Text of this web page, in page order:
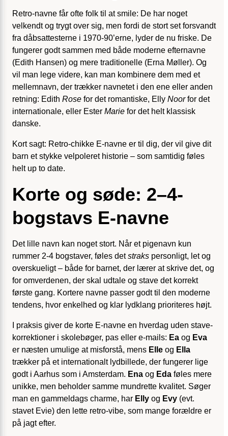
Retro-navne får ofte folk til at smile: De har noget
velkendt og trygt over sig, men fordi de stort set forsvandt
fra dåbsattesterne i 1970-90’erne, lyder de nu friske. De
fungerer godt sammen med både moderne efternavne
(Edith Hansen) og mere traditionelle (Erna Møller). Og
vil man lege videre, kan man kombinere dem med et
mellemnavn, der trækker navnetet i den ene eller anden
retning: Edith Rose for det romantiske, Elly Noorfor det
internationale, eller Ester Marie for det helt klassisk
danske.
Kort sagt: Retro-chikke E-navne er til dig, der vil give dit
barn et stykke velpoleret historie – som samtidig føles
helt up to date.
Korte og søde: 2–4-
bogstavs E-navne
Det lille navn kan noget stort. Når et pigenavn kun
rummer 2-4 bogstaver, føles detstraks personligt, let og
overskueligt – både for barnet, der lærer at skrive det, og
for omverdenen, der skal udtale og stave det korrekt
første gang. Kortere navne passer godt til den moderne
tendens, hvor enkelhed og klar lydklang prioriteres højt.
I praksis giver de korte E-navne en hverdag uden stave-
korrektioner i skolebøger, pas eller e-mails: Ea og Eva
er næsten umulige at misforstå, mens Elle og Ella
trækker på et internationalt lyd­billede, der fungerer lige
godt i Aarhus som i Amsterdam. Ena og Eda føles mere
unikke, men beholder samme mundrette kvalitet. Søger
man en gammeldags charme, har Elly og Evy (evt.
stavet Evie) den lette retro-vibe, som mange forældre er
på jagt efter.